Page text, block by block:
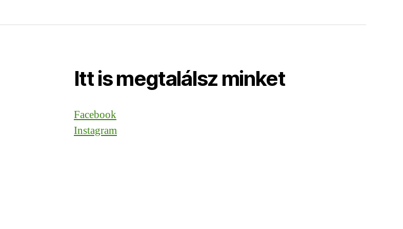
Itt is megtalálsz minket
Facebook
Instagram